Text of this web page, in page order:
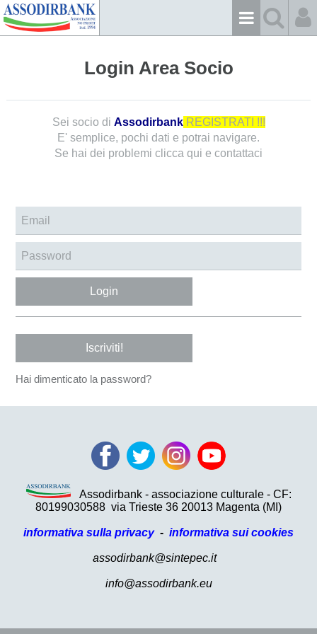
Login Area Socio
Sei socio di AssodirbankREGISTRATI !!!
E' semplice, pochi dati e potrai navigare.
Se hai dei problemi clicca qui e contattaci
Login
Iscriviti!
Hai dimenticato la password?
Assodirbank - associazione culturale - CF:
80199030588 via Trieste 36 20013 Magenta (MI)
informativa sulla privacy- informativa sui cookies
assodirbank@sintepec.it
info@assodirbank.eu